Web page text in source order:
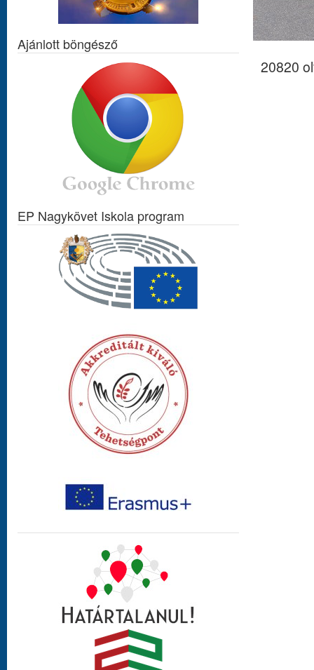
20820
Ajánlott böngésző
EP Nagykövet Iskola program